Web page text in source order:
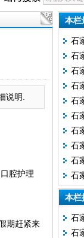
说明.
腔护理
期赶紧来
本栏
石
石
年
石
年
石
年
石
年
石
南
石
全
石
石
假
石
年
本栏
石
石